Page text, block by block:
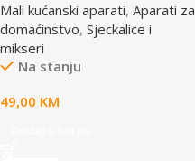
Mali kućanski aparati, Aparati za
domaćinstvo, Sjeckalice i
mikseri
Na stanju
49,00 KM